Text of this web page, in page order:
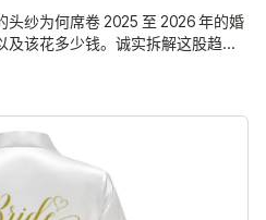
纱为何席卷 2025 至 2026 年的婚
及该花多少钱。诚实拆解这股趋